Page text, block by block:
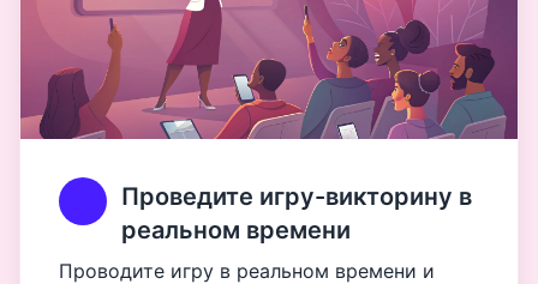
Проведите игру-викторину в
реальном времени
Проводите игру в реальном времени и